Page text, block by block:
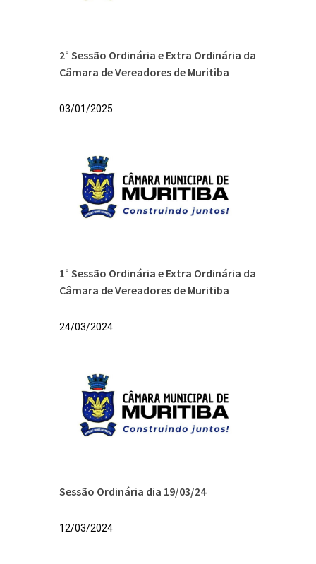
2° Sessão Ordinária e Extra Ordinária da
Câmara de Vereadores de Muritiba
03/01/2025
1° Sessão Ordinária e Extra Ordinária da
Câmara de Vereadores de Muritiba
24/03/2024
Sessão Ordinária dia 19/03/24
12/03/2024